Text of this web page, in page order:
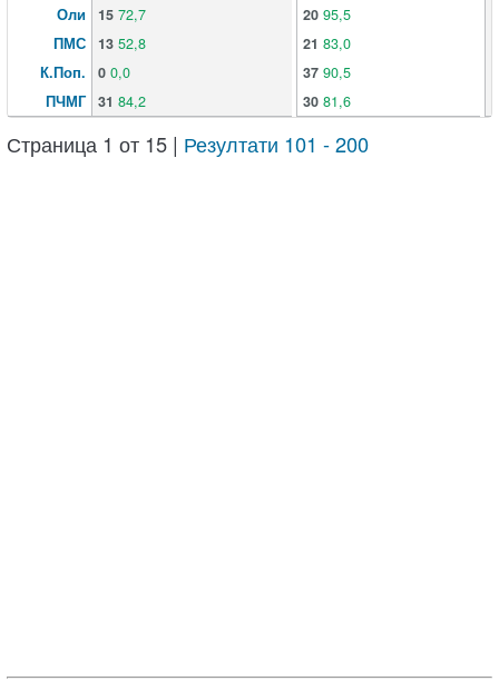
Оли
ПМС
К.Поп.
ПЧМГ
15 72,7
13 52,8
0 0,0
31 84,2
20 95,5
21 83,0
37 90,5
30 81,6
Страница 1 от 15 | Резултати 101 - 200